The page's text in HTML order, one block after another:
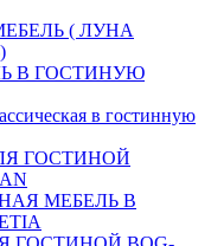
( ЛУНА
В ГОСТИНУЮ
в гостинную
ГОСТИНОЙ
МЕБЕЛЬ В